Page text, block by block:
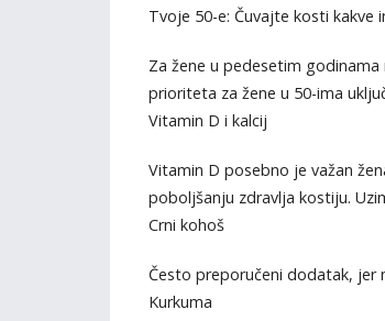
Tvoje 50-e: Čuvajte kosti kakve
Za žene u pedesetim
prioriteta za žene u 50-ima
Vitamin D i kalcij
Vitamin D posebno je važan
poboljšanju zdravlja kostiju.
Crni kohoš
Često preporučeni dodatak,
Kurkuma